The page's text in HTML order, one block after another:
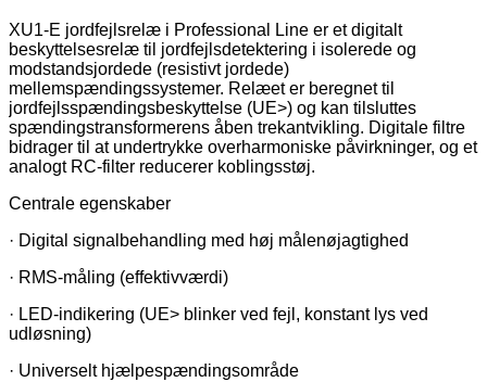
XU1-E jordfejlsrelæ i Professional Line er et digitalt
beskyttelsesrelæ til jordfejlsdetektering i isolerede og
modstandsjordede (resistivt jordede)
mellemspændingssystemer. Relæet er beregnet til
jordfejlsspændingsbeskyttelse (UE>) og kan tilsluttes
spændingstransformerens åben trekantvikling. Digitale filtre
bidrager til at undertrykke overharmoniske påvirkninger, og et
analogt RC-filter reducerer koblingsstøj.
Centrale egenskaber
· Digital signalbehandling med høj målenøjagtighed
· RMS-måling (effektivværdi)
· LED-indikering (UE> blinker ved fejl, konstant lys ved
udløsning)
· Universelt hjælpespændingsområde